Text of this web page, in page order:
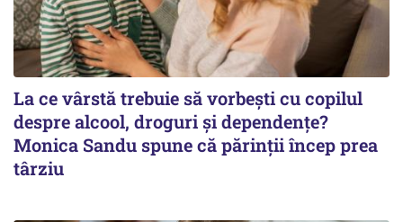
La ce vârstă trebuie să vorbești cu copilul
despre alcool, droguri și dependențe?
Monica Sandu spune că părinții încep prea
târziu